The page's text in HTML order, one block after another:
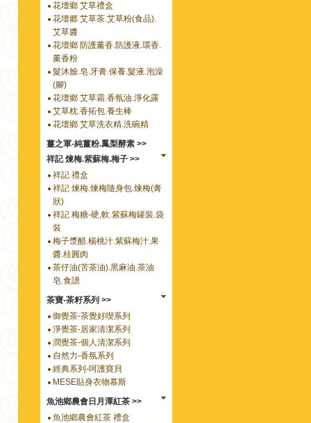
花壇鄉 艾草禮盒
花壇郷 艾草茶.艾草粉(食品).
艾草醬
花壇鄉 防護薰香.防護液.環香.
薰香粉
髮沐臉.皂.牙膏.保養.髮液.泡澡
(腳)
花壇鄉 艾草霜.香氛油.淨化露
艾草枕.香拓包.養生棒
花壇鄉 艾草洗衣精.洗碗精
薑之軍-純薑粉.鳳梨酵素 >>
祥記 煉梅.紫蘇梅.梅子 >>
祥記 禮盒
祥記 煉梅.煉梅隨身包.煉梅(膏
狀)
祥記 梅糖-硬,軟.紫蘇梅罐裝.袋
裝
梅子漿醋.楊桃汁.紫蘇梅汁.果
醬.桂圓肉
茶仔油(苦茶油).黑麻油.茶油
皂.食譜
茶寶-茶籽系列 >>
御覺茶-茶覺好喫系列
淨覺茶-居家清潔系列
潤覺茶-個人清潔系列
自然力-香氛系列
經典系列-呵護寶貝
MESE貼身衣物慕斯
魚池鄉農會日月潭紅茶 >>
魚池鄉農會紅茶 禮盒